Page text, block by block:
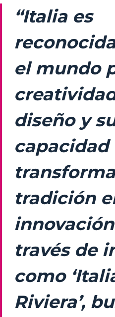
“Italia es
el mundo
diseño y
capacidad
tradición
través de
como
Riviera’,